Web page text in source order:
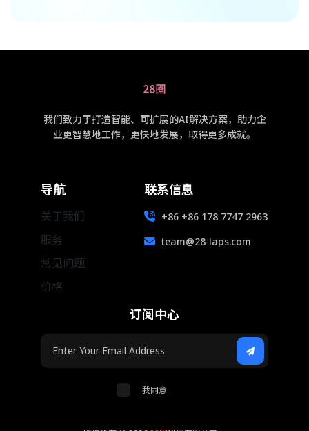
我们致力于打造智能、可扩展的AI解决方案，助力企
业更智慧地工作，更快地发展，取得更多成就。
导航
关于我们
服务
常见问题
价格
联系信息
+86 +86 178 7747 2963
team@28-laps.com
订阅中心
我同意